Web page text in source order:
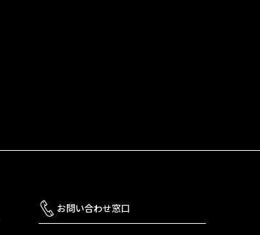
お問い合わせ窓口